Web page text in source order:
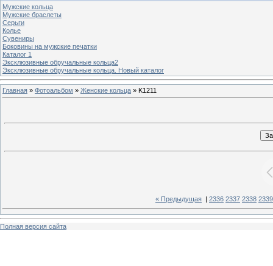
Мужские кольца
Мужские браслеты
Серьги
Колье
Сувениры
Боковины на мужские печатки
Каталог 1
Эксклюзивные обручальные кольца2
Эксклюзивные обручальные кольца. Новый каталог
Главная » Фотоальбом » Женские кольца » K1211
« Предыдущая 2336 2337 2338 2339
Полная версия сайта